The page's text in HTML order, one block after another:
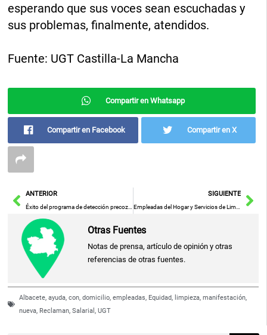
esperando que sus voces sean escuchadas y
sus problemas, finalmente, atendidos.
Fuente: UGT Castilla-La Mancha
Compartir en Whatsapp
Compartir en Facebook Compartir en X
AntANTERIOR SIGUIENTE
Otras Fuentes
Notas de prensa, artículo de opinión y otras
referencias de otras fuentes.
Albacete ,ayuda ,con ,domicilio ,empleadas Equidad limpieza ,manifestación
nueva Reclaman ,Salarial ,UGT